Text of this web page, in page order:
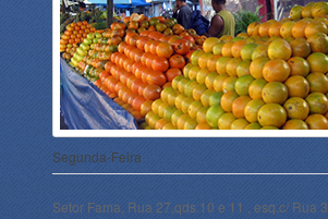
Segunda-Feira
Setor Fama, Rua 27,qds.10 e 11 , esq.c/ Rua 3,